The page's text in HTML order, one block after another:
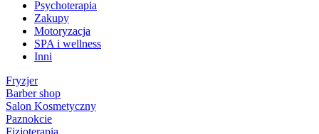
Psychoterapia
Zakupy
Motoryzacja
SPA i wellness
Inni
Fryzjer
Barber shop
Salon Kosmetyczny
Paznokcie
Fizjoterapia